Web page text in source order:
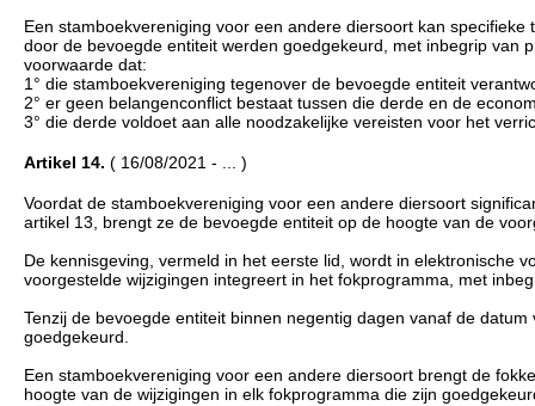
Een stamboekvereniging voor een andere diersoort kan
door de bevoegde entiteit werden goedgekeurd, met inbegrip van
voorwaarde dat:
1° die stamboekvereniging tegenover de bevoegde entiteit
2° er geen belangenconflict bestaat tussen die derde en de
3° die derde voldoet aan alle noodzakelijke vereisten voor het
Artikel 14. ( 16/08/2021 - ... )
Voordat de stamboekvereniging voor een andere diersoort
artikel 13, brengt ze de bevoegde entiteit op de hoogte van de
De kennisgeving, vermeld in het eerste lid, wordt in elektronische
voorgestelde wijzigingen integreert in het fokprogramma, met
Tenzij de bevoegde entiteit binnen negentig dagen vanaf de
goedgekeurd.
Een stamboekvereniging voor een andere diersoort brengt de
hoogte van de wijzigingen in elk fokprogramma die zijn